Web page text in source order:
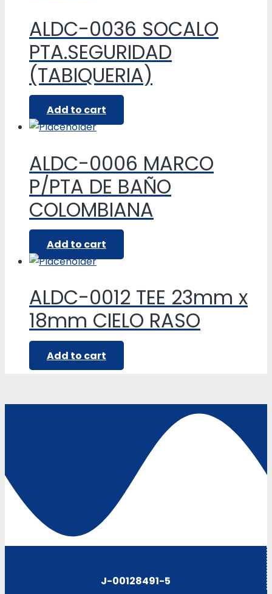
ALDC-0036 SOCALO
PTA.SEGURIDAD
(TABIQUERIA)
Add to cart
ALDC-0006 MARCO
P/PTA DE BAÑO
COLOMBIANA
Add to cart
ALDC-0012 TEE 23mm x
18mm CIELO RASO
Add to cart
J-00128491-5